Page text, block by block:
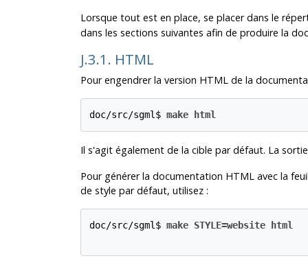
Lorsque tout est en place, se placer dans le
dans les sections suivantes afin de produire la
J.3.1. HTML
Pour engendrer la version HTMLde la
doc/src/sgml$ make html
Il s'agit également de la cible par défaut. La
Pour générer la documentation HTML avec la
de style par défaut, utilisez :
doc/src/sgml$ make STYLE=website html